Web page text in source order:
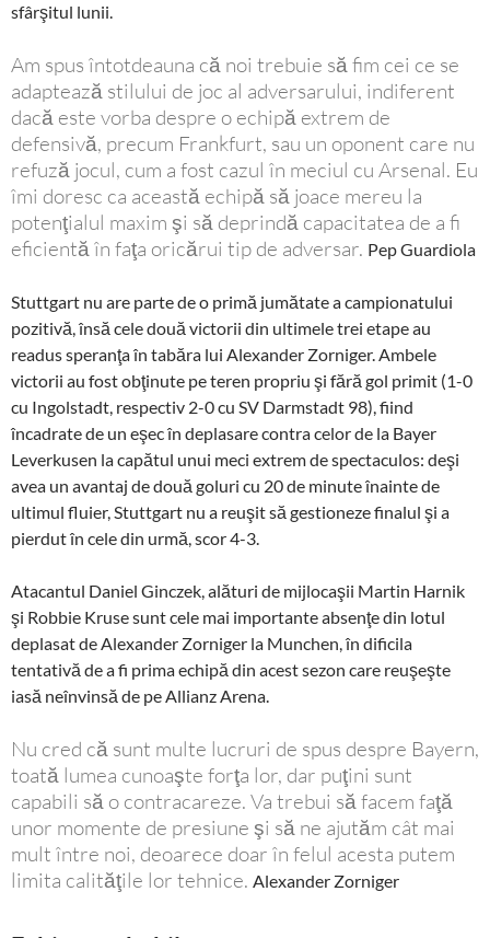
sfârşitul lunii.
Am spus întotdeauna că noi trebuie să fim cei ce se
adaptează stilului de joc al adversarului, indiferent
dacă este vorba despre o echipă extrem de
defensivă, precum Frankfurt, sau un oponent care nu
refuză jocul, cum a fost cazul în meciul cu Arsenal. Eu
îmi doresc ca această echipă să joace mereu la
potenţialul maxim şi să deprindă capacitatea de a fi
eficientă în faţa oricărui tip de adversar. Pep Guardiola
Stuttgart nu are parte de o primă jumătate a campionatului
pozitivă, însă cele două victorii din ultimele trei etape au
readus speranţa în tabăra lui Alexander Zorniger. Ambele
victorii au fost obţinute pe teren propriu şi fără gol primit (1-0
cu Ingolstadt, respectiv 2-0 cu SV Darmstadt 98), fiind
încadrate de un eşec în deplasare contra celor de la Bayer
Leverkusen la capătul unui meci extrem de spectaculos: deşi
avea un avantaj de două goluri cu 20 de minute înainte de
ultimul fluier, Stuttgart nu a reuşit să gestioneze finalul şi a
pierdut în cele din urmă, scor 4-3.
Atacantul Daniel Ginczek, alături de mijlocaşii Martin Harnik
şi Robbie Kruse sunt cele mai importante absenţe din lotul
deplasat de Alexander Zorniger la Munchen, în dificila
tentativă de a fi prima echipă din acest sezon care reuşeşte
iasă neînvinsă de pe Allianz Arena.
Nu cred că sunt multe lucruri de spus despre Bayern,
toată lumea cunoaşte forţa lor, dar puţini sunt
capabili să o contracareze. Va trebui să facem faţă
unor momente de presiune şi să ne ajutăm cât mai
mult între noi, deoarece doar în felul acesta putem
limita calităţile lor tehnice. Alexander Zorniger